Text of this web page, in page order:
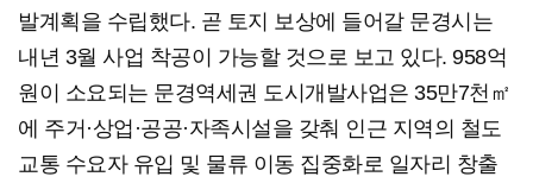
발계획을 수립했다. 곧 토지 보상에 들어갈 문경시는
내년 3월 사업 착공이 가능할 것으로 보고 있다. 958억
원이 소요되는 문경역세권 도시개발사업은 35만7천㎡
에 주거·상업·공공·자족시설을 갖춰 인근 지역의 철도
교통 수요자 유입 및 물류 이동 집중화로 일자리 창출